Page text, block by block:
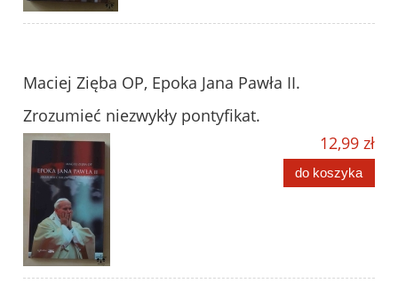
Maciej Zięba OP, Epoka Jana Pawła II.
Zrozumieć niezwykły pontyfikat.
12,99 zł
do koszyka